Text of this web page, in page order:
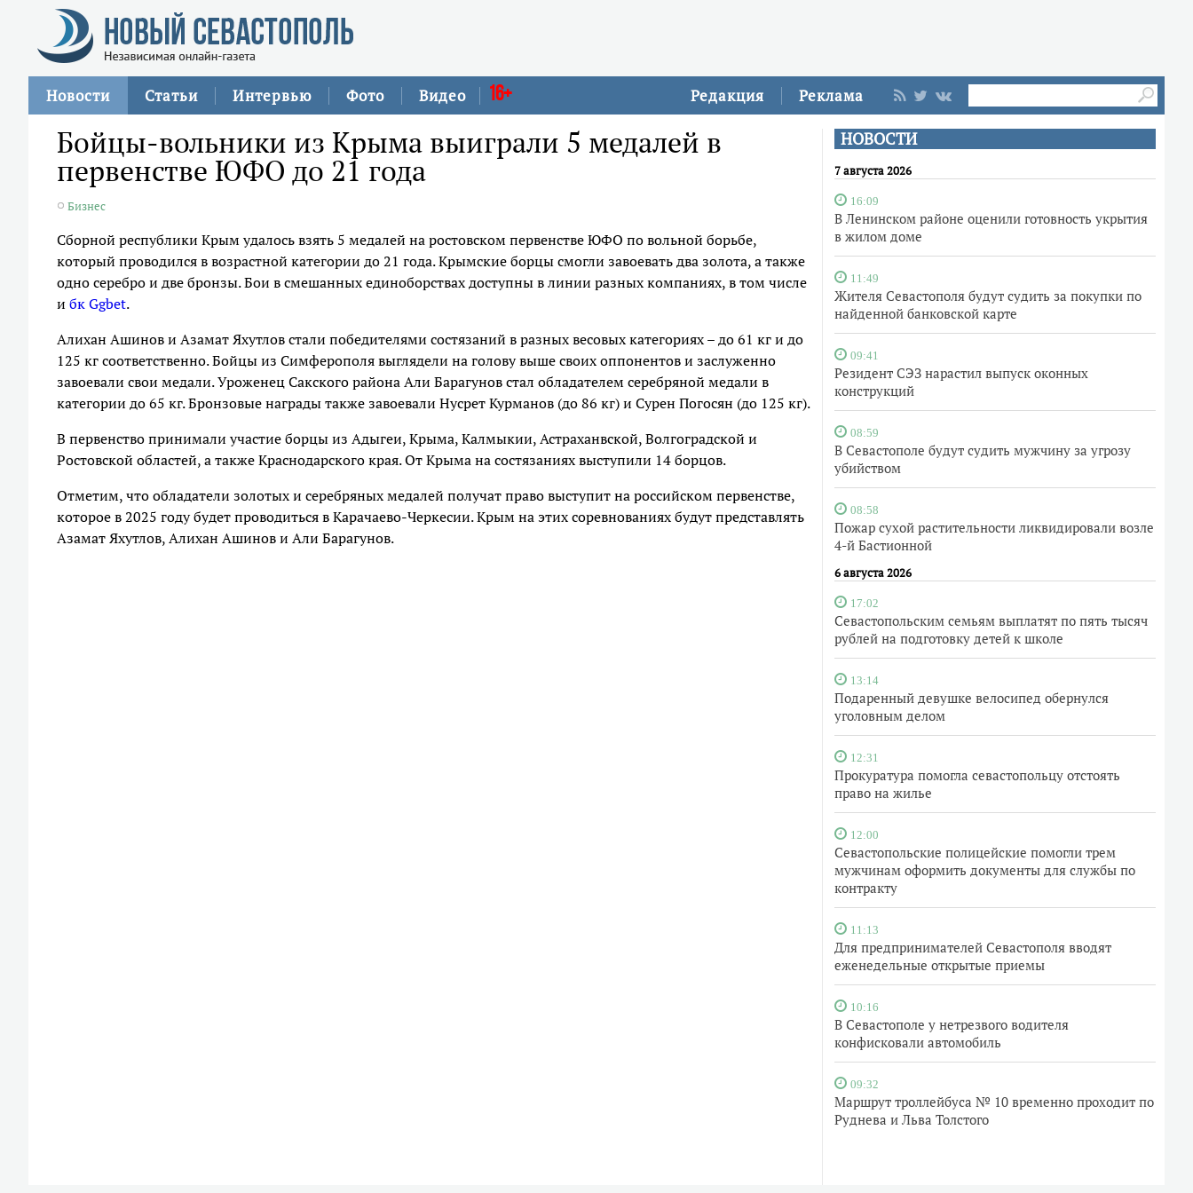
Редакция Реклама
Новости Статьи Интервью Фото Видео 16+
НОВОСТИ
7 августа 2026
16:09
В Ленинском районе оценили готовность укрытия
в жилом доме
11:49
Жителя Севастополя будут судить за покупки по
найденной банковской карте
09:41
Резидент СЭЗ нарастил выпуск оконных
конструкций
08:59
В Севастополе будут судить мужчину за угрозу
убийством
08:58
Пожар сухой растительности ликвидировали возле
4-й Бастионной
6 августа 2026
17:02
Севастопольским семьям выплатят по пять тысяч
рублей на подготовку детей к школе
13:14
Подаренный девушке велосипед обернулся
уголовным делом
12:31
Прокуратура помогла севастопольцу отстоять
право на жилье
12:00
Севастопольские полицейские помогли трем
мужчинам оформить документы для службы по
контракту
11:13
Для предпринимателей Севастополя вводят
еженедельные открытые приемы
10:16
В Севастополе у нетрезвого водителя
конфисковали автомобиль
09:32
Маршрут троллейбуса № 10 временно проходит по
Руднева и Льва Толстого
Бойцы-вольники из Крыма выиграли 5 медалей в
первенстве ЮФО до 21 года
Бизнес
Сборной республики Крым удалось взять 5 медалей на ростовском первенстве ЮФО по вольной борьбе,
который проводился в возрастной категории до 21 года. Крымские борцы смогли завоевать два золота, а также
одно серебро и две бронзы. Бои в смешанных единоборствах доступны в линии разных компаниях, в том числе
и бк Ggbet.
Алихан Ашинов и Азамат Яхутлов стали победителями состязаний в разных весовых категориях – до 61 кг и до
125 кг соответственно. Бойцы из Симферополя выглядели на голову выше своих оппонентов и заслуженно
завоевали свои медали. Уроженец Сакского района Али Барагунов стал обладателем серебряной медали в
категории до 65 кг. Бронзовые награды также завоевали Нусрет Курманов (до 86 кг) и Сурен Погосян (до 125 кг).
В первенство принимали участие борцы из Адыгеи, Крыма, Калмыкии, Астраханвской, Волгоградской и
Ростовской областей, а также Краснодарского края. От Крыма на состязаниях выступили 14 борцов.
Отметим, что обладатели золотых и серебряных медалей получат право выступит на российском первенстве,
которое в 2025 году будет проводиться в Карачаево-Черкесии. Крым на этих соревнованиях будут представлять
Азамат Яхутлов, Алихан Ашинов и Али Барагунов.